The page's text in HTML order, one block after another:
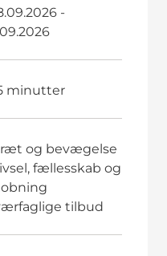
-
minutter
og bevægelse
fællesskab og
tilbud